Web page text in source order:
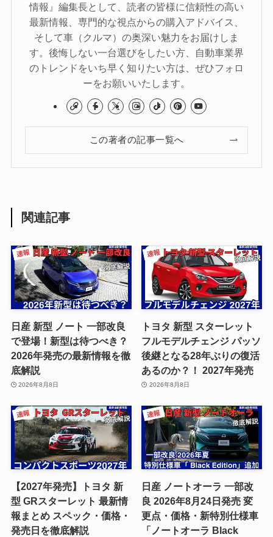
情報』編集長として、読者の皆様に信頼性の高い
最新情報、専門的な視点からの購入アドバイス、
そして車（クルマ）の奥深い魅力をお届けしま
す。後悔しない一台選びをしたい方、自動車業界
のトレンドをいち早く知りたい方は、ぜひフォロ
ーをお願いいたします。
この著者の記事一覧へ
関連記事
日産 新型 ノート 一部改良
で登場！新型は待つべき？
2026年発売の最新情報を徹
底解説
2026年8月8日
トヨタ 新型 スターレット
フルモデルチェンジ パッソ
後継となる28年ぶりの復活
あるのか？！ 2027年発売
2026年8月8日
【2027年発売】トヨタ 新
型 GRスターレット 最新情
報まとめ スペック・価格・
発売日を徹底解説
日産 ノートオーラ 一部改
良 2026年8月24日発売 変
更点・価格・新特別仕様車
「ノートオーラ Black